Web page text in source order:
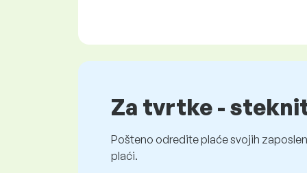
Za tvrtke -
Pošteno odredite plaće svojih
plaći.